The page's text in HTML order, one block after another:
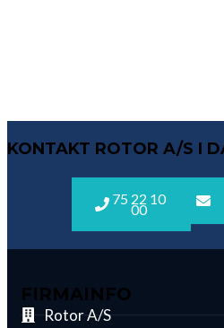
KONTAKT ROTOR A/S I
75 22 10
00
FIRMAINFO
Rotor A/S